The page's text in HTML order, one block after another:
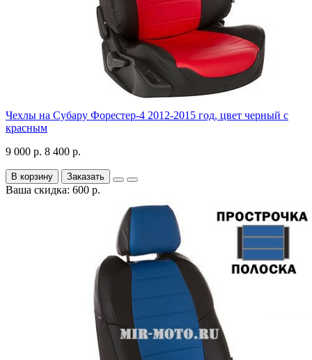
Чехлы на Субару Форестер-4 2012-2015 год, цвет черный с
красным
9 000 р. 8 400 р.
В корзину Заказать
Ваша скидка: 600 р.